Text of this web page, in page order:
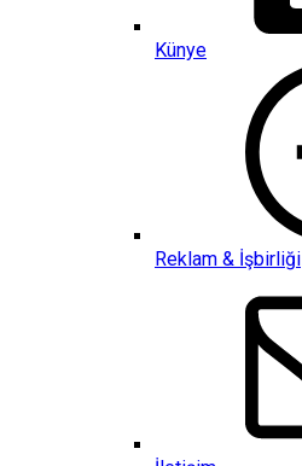
Künye
Reklam & İşbirliği